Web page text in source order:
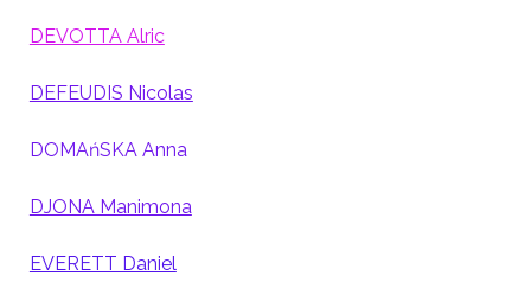
DEVOTTA Alric
DEFEUDIS Nicolas
DOMAńSKA Anna
DJONA Manimona
EVERETT Daniel